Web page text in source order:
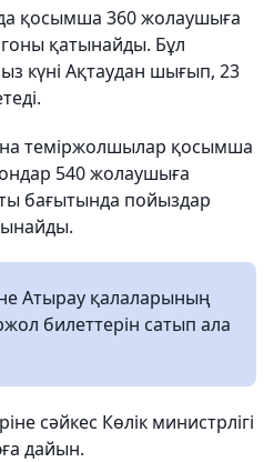
қосымша 360 жолаушыға
қатынайды. Бұл
күні Ақтаудан шығып, 23
теміржолшылар қосымша
540 жолаушыға
бағытында пойыздар
Атырау қалаларының
билеттерін сатып ала
сәйкес Көлік министрлігі
дайын.